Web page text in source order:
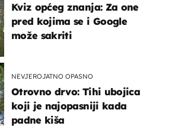
Kviz općeg znanja: Za one
pred kojima se i Google
može sakriti
NEVJEROJATNO OPASNO
Otrovno drvo: Tihi ubojica
koji je najopasniji kada
padne kiša